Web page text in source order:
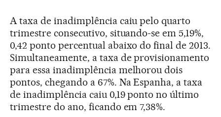
A taxa de inadimplência caiu pelo quarto
trimestre consecutivo, situando-se em 5,19%,
0,42 ponto percentual abaixo do final de 2013.
Simultaneamente, a taxa de provisionamento
para essa inadimplência melhorou dois
pontos, chegando a 67%. Na Espanha, a taxa
de inadimplência caiu 0,19 ponto no último
trimestre do ano, ficando em 7,38%.